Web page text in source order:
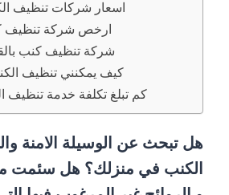
اسعار شركات تنظيف
ارخص شركة تنظيف
شركة تنظيف كنب
كيف يمكنني تنظيف
كم تبلغ تكلفة خدمة تنظيف
هل تبحث عن الوسيلة الامنة
الكنب في منزلك؟ هل سئمت